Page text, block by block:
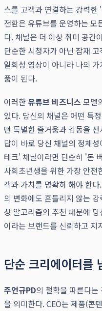
스를 고객과 연결하는 강력한
전환은 유튜브를 운영하는 모
다. 채널은 더 이상 취미 공간
단순한 시청자가 아닌 잠재
일회성 영상이 아니라 나의
품이 된다.
이러한유튜브 비즈니스 모델
있다. 당신의 채널은 어떤 특
떤 특별한 즐거움과 감동을
답이 바로 당신 채널의 정체
테크' 채널이라면 단순히 '돈
사회초년생을 위한 가장 안
객과 가치를 명확히 해야 한
의 변화에도 흔들리지 않는
상 알고리즘의 추천 때문에
이라는 브랜드를 신뢰하고
단순 크리에이터를
주언규PD의 철학을 따른다는
을 의미한다. CEO는 제품(콘